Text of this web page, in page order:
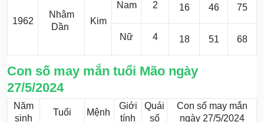
1962
Nhâm
Dần
Kim
Nam 2 16 46 75
Nữ 4 18 51 68
Con số may mắn tuổi Mão ngày
27/5/2024
Năm
sinh
Tuổi Mệnh
Giới
tính
Quái
số
Con số may mắn
ngày 27/5/2024